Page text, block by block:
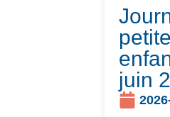
petite
juin